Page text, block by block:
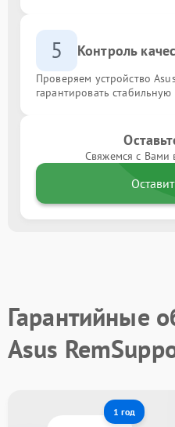
5 Контроль
Проверяем устройство
гарантировать
Свяжемся с Вами
Гарантийные
Asus
1 год